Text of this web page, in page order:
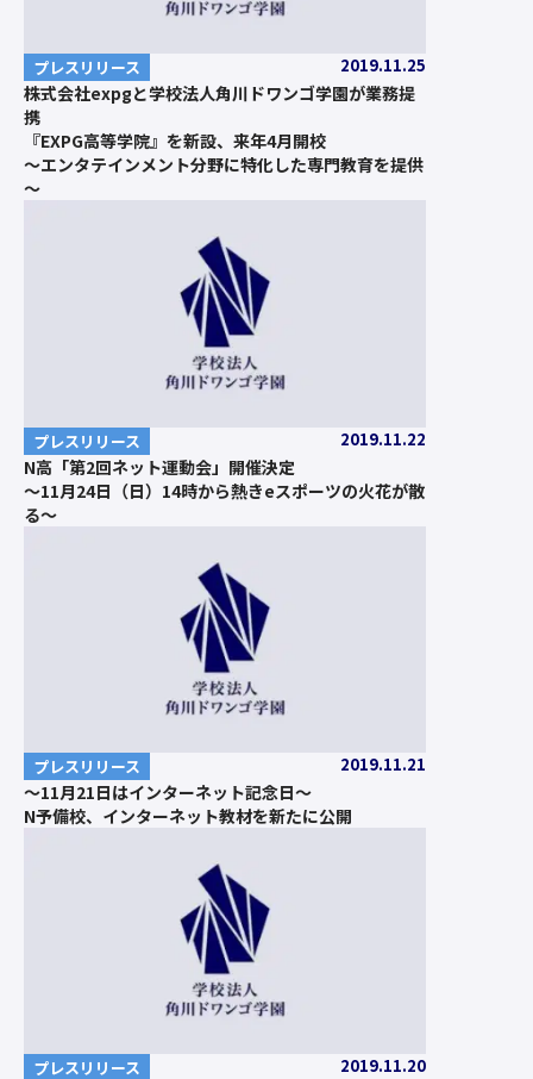
プレスリリース 2019.11.25
株式会社expgと学校法人角川ドワンゴ学園が業務提
携
『EXPG高等学院』を新設、来年4月開校
～エンタテインメント分野に特化した専門教育を提供
～
プレスリリース 2019.11.22
N高「第2回ネット運動会」開催決定
～11月24日（日）14時から熱きeスポーツの火花が散
る～
プレスリリース 2019.11.21
～11月21日はインターネット記念日～
N予備校、インターネット教材を新たに公開
プレスリリース 2019.11.20